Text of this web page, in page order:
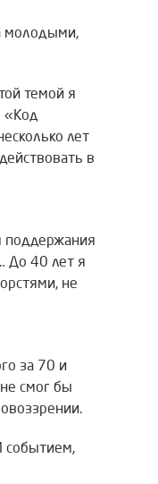
молодыми,
темой я
«Код
лет
в
поддержания
До 40 лет я
не
за 70 и
смог бы
событием,